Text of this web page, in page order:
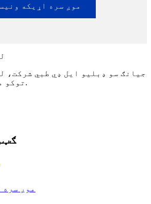
موږ سره اړیکه
جیانګ سو ډبلیو ایل ډي طبي شرکت،
توکو مسلکي جوړونکی دی.
موږ سره